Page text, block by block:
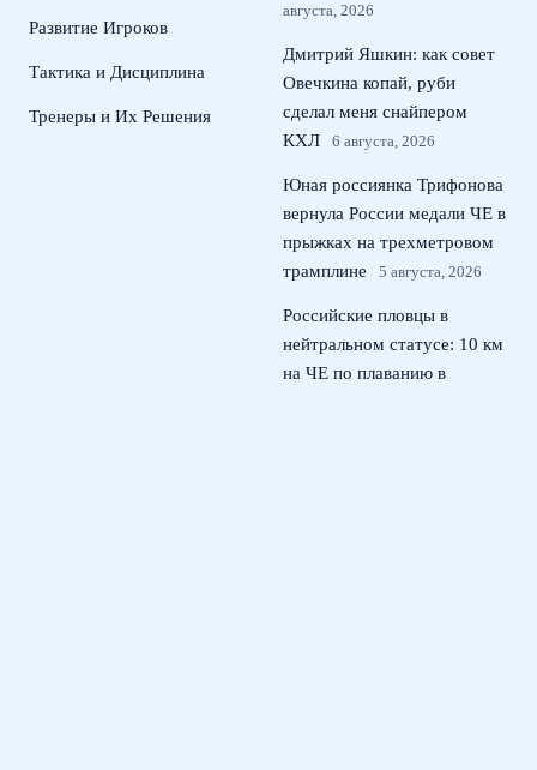
Развитие Игроков
Тактика и Дисциплина
Тренеры и Их Решения
августа, 2026
Дмитрий Яшкин: как совет
Овечкина копай, руби
сделал меня снайпером
КХЛ
6 августа, 2026
Юная россиянка Трифонова
вернула России медали ЧЕ в
прыжках на трехметровом
трамплине
5 августа, 2026
Российские пловцы в
нейтральном статусе: 10 км
на ЧЕ по плаванию в